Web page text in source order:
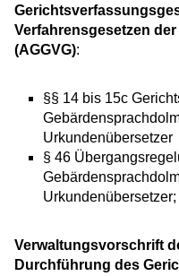
Verfahrensgesetzen
(AGGVG):
§§ 14 bis 15c
Urkundenübersetzer
§ 46
Verwaltungsvorschrift
Durchführung des